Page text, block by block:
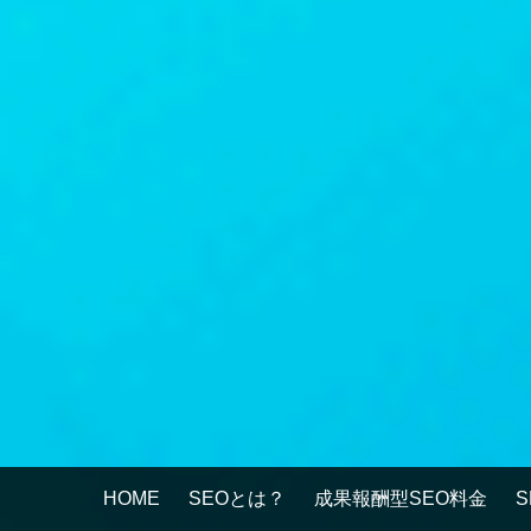
HOME SEOとは？ 成果報酬型SEO料金